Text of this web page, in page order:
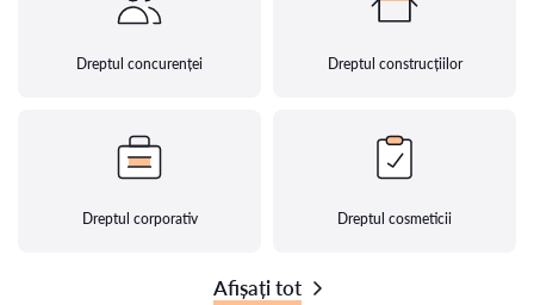
Dreptul concurenței Dreptul construcțiilor
Dreptul corporativ Dreptul cosmeticii
Afișați tot